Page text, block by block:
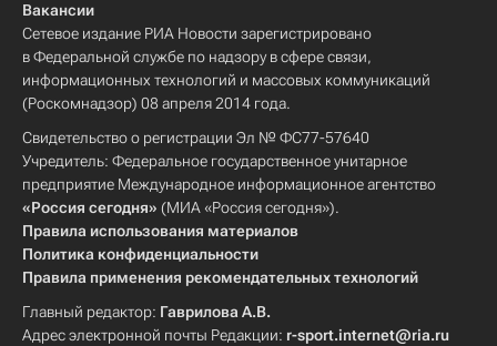
Вакансии
Сетевое издание РИА Новости зарегистрировано
в Федеральной службе по надзору в сфере связи,
информационных технологий и массовых коммуникаций
(Роскомнадзор) 08 апреля 2014 года.
Свидетельство о регистрации Эл № ФС77-57640
Учредитель: Федеральное государственное унитарное
предприятие Международное информационное агентство
«Россия сегодня» (МИА «Россия сегодня»).
Правила использования материалов
Политика конфиденциальности
Правила применения рекомендательных технологий
Главный редактор: Гаврилова А.В.
Адрес электронной почты Редакции: r-sport.internet@ria.ru